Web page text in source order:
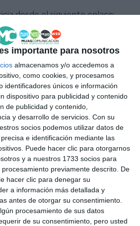
importante para nosotros
almacenamos y/o accedemos a
como cookies, y procesamos
identificadores únicos e información
dispositivo para publicidad y contenido
de publicidad y contenido,
y desarrollo de servicios. Con su
socios podemos utilizar datos de
e identificación mediante las
Puede hacer clic para otorgarnos
y a nuestros 1733 socios para
previamente descrito. De
hacer clic para denegar su
a información más detallada y
antes de otorgar su consentimiento.
procesamiento de sus datos
de su consentimiento, pero usted
desde el siguiente enlace:
?a=37357
DEPORTE